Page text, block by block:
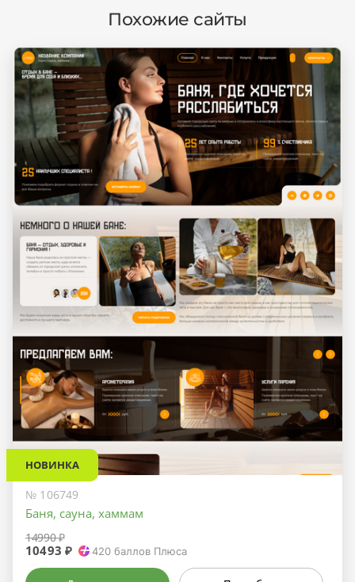
Похожие сайты
НОВИНКА
№ 106749
Баня, сауна, хаммам
14990 ₽
10493 ₽ 420 баллов Плюса